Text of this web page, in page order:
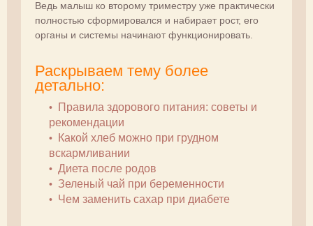
Ведь малыш ко второму триместру уже практически
полностью сформировался и набирает рост, его
органы и системы начинают функционировать.
Раскрываем тему более
детально:
Правила здорового питания: советы и
рекомендации
Какой хлеб можно при грудном
вскармливании
Диета после родов
Зеленый чай при беременности
Чем заменить сахар при диабете